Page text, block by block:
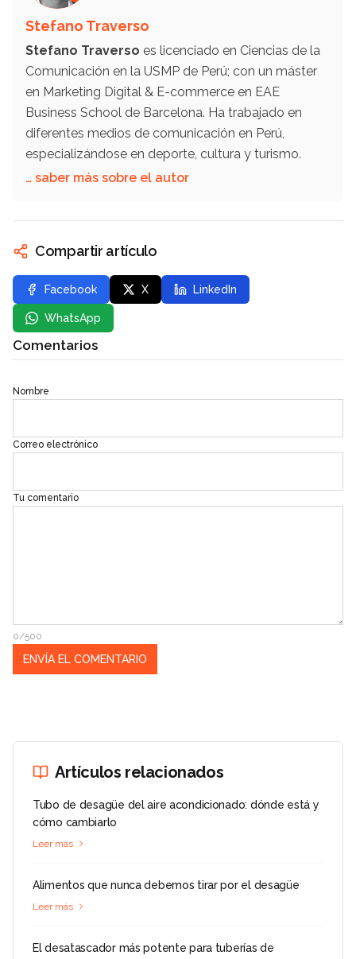
Stefano Traverso
Stefano Traverso es licenciado en Ciencias de la
Comunicación en la USMP de Perú; con un máster
en Marketing Digital & E-commerce en EAE
Business School de Barcelona. Ha trabajado en
diferentes medios de comunicación en Perú,
especializándose en deporte, cultura y turismo.
… saber más sobre el autor
Compartir artículo
Facebook X LinkedIn
WhatsApp
Comentarios
Nombre
Correo electrónico
Tu comentario
0/500
Artículos relacionados
Tubo de desagüe del aire acondicionado: dónde está y
cómo cambiarlo
Leer más
Alimentos que nunca debemos tirar por el desagüe
Leer más
El desatascador más potente para tuberías de